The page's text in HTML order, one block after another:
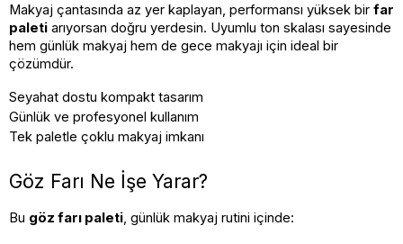
Makyaj çantasında az yer kaplayan, performansı yüksek bir far
paleti arıyorsan doğru yerdesin. Uyumlu ton skalası sayesinde
hem günlük makyaj hem de gece makyajı için ideal bir
çözümdür.
Seyahat dostu kompakt tasarım
Günlük ve profesyonel kullanım
Tek paletle çoklu makyaj imkanı
Göz Farı Ne İşe Yarar?
Bu göz farı paleti, günlük makyaj rutini içinde: